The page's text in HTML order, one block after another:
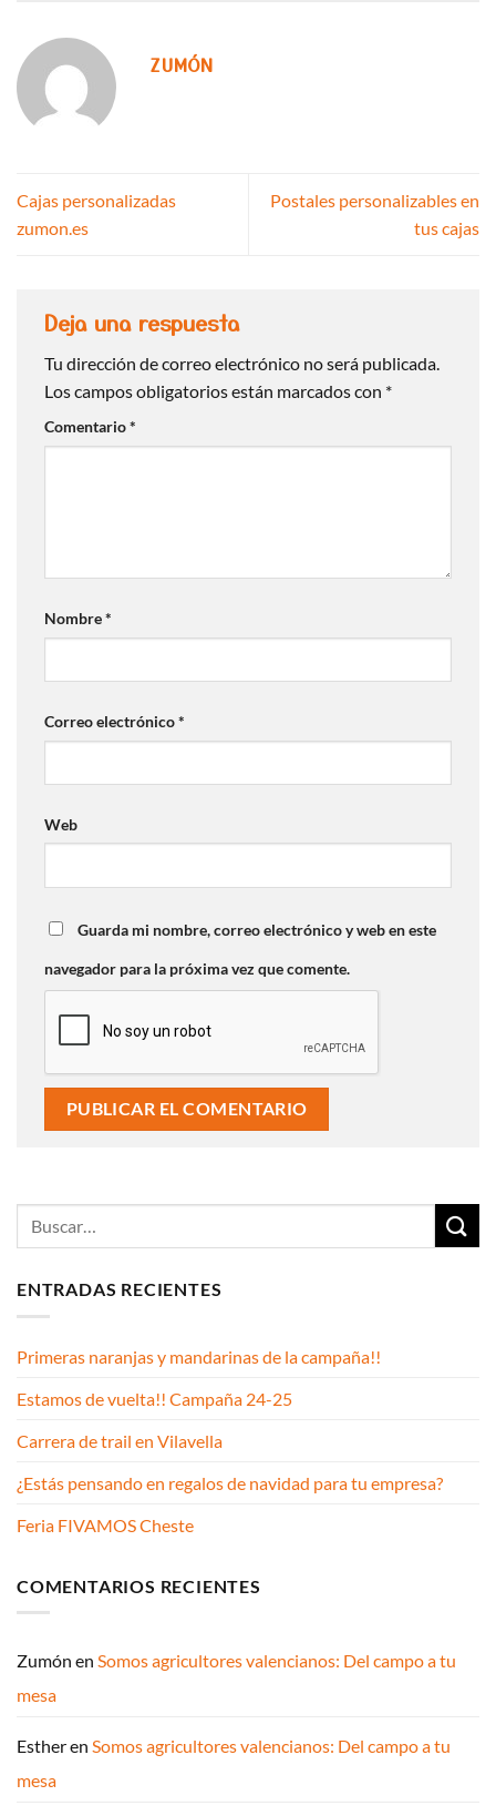
ZUMÓN
Cajas personalizadas
zumon.es
Postales personalizables en
tus cajas
Deja una respuesta
Tu dirección de correo electrónico no será publicada.
Los campos obligatorios están marcados con *
Comentario*
Nombre*
Correo electrónico*
Web
Guarda mi nombre, correo electrónico y web en este
navegador para la próxima vez que comente.
ENTRADAS RECIENTES
Primeras naranjas y mandarinas de la campaña!!
Estamos de vuelta!! Campaña 24-25
Carrera de trail en Vilavella
¿Estás pensando en regalos de navidad para tu empresa?
Feria FIVAMOS Cheste
COMENTARIOS RECIENTES
Zumón en Somos agricultores valencianos: Del campo a tu
mesa
Estheren Somos agricultores valencianos: Del campo a tu
mesa